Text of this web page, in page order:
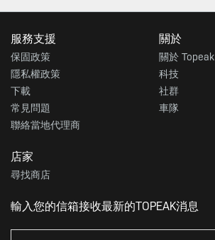
服務支援
保固政策
隱私權政策
下載
常見問題
聯絡當地代理商
關於
關於 Topeak
科技
社群
車隊
店家
尋找商店
輸入您的信箱接收最新的TOPEAK消息